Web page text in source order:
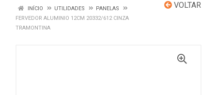
VOLTAR
INÍCIO UTILIDADES
PANELAS
FERVEDOR ALUMINIO 12CM 20332/612 CINZA
TRAMONTINA